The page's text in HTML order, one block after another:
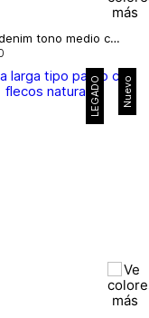
Top en denim tono medio con flores 3d
Nuevo
LEGADO